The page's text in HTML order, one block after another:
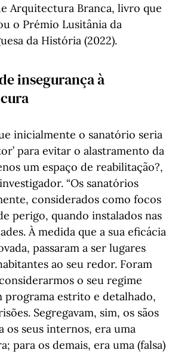
Arquitectura Branca, livro que
o Prémio Lusitânia da
da História (2022).
insegurança à
inicialmente o sanatório seria
para evitar o alastramento da
um espaço de reabilitação?,
“Os sanatórios
considerados como focos
perigo, quando instalados nas
À medida que a sua eficácia
passaram a ser lugares
ao seu redor. Foram
o seu regime
programa estrito e detalhado,
Segregavam, sim, os sãos
os seus internos, era uma
para os demais, era uma (falsa)